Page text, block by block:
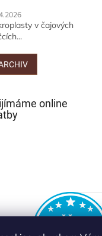
v čajových
online